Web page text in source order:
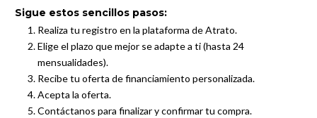
Sigue estos sencillos pasos:
Realiza tu registro en la plataforma de Atrato.
Elige el plazo que mejor se adapte a ti (hasta 24
mensualidades).
Recibe tu oferta de financiamiento personalizada.
Acepta la oferta.
Contáctanos para finalizar y confirmar tu compra.